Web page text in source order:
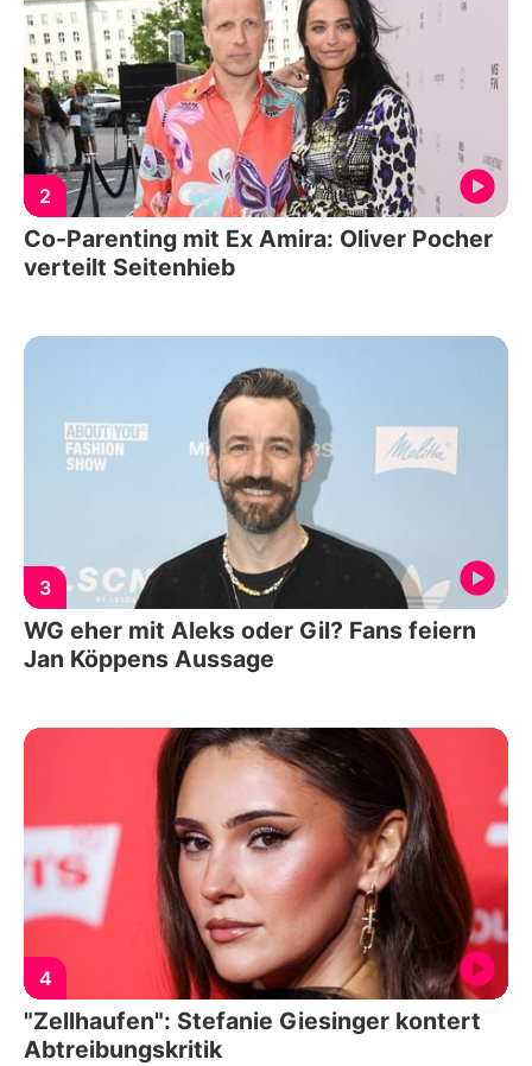
2
Co-Parenting mit Ex Amira: Oliver Pocher
verteilt Seitenhieb
3
WG eher mit Aleks oder Gil? Fans feiern
Jan Köppens Aussage
4
"Zellhaufen": Stefanie Giesinger kontert
Abtreibungskritik